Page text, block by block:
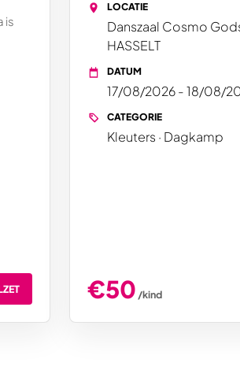
is
LOCATIE
Danszaal Cosmo
HASSELT
DATUM
17/08/2026 - 18/08/
CATEGORIE
Kleuters · Dagkamp
€50 /kind